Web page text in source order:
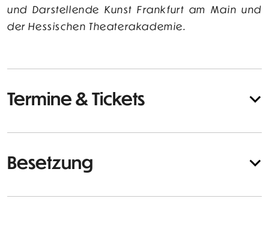
und Darstellende Kunst Frankfurt am Main und
der Hessischen Theaterakademie.
Termine & Tickets
Besetzung